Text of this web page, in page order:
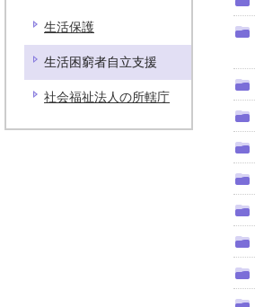
生活保護
生活困窮者自立支援
社会福祉法人の所轄庁